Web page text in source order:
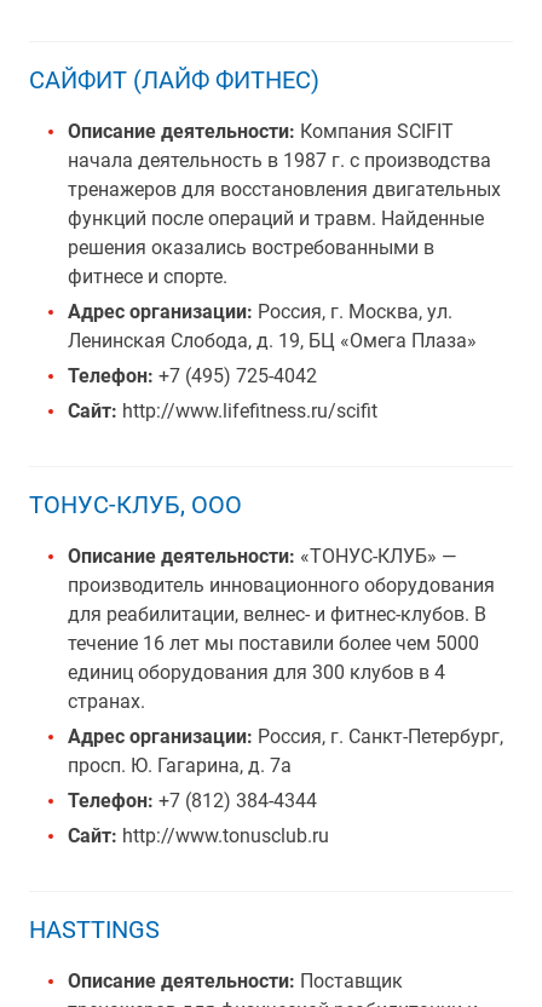
САЙФИТ (ЛАЙФ ФИТНЕС)
Описание деятельности: Компания SCIFIT
начала деятельность в 1987 г. с производства
тренажеров для восстановления двигательных
функций после операций и травм. Найденные
решения оказались востребованными в
фитнесе и спорте.
Адрес организации: Россия, г. Москва, ул.
Ленинская Слобода, д. 19, БЦ «Омега Плаза»
Телефон: +7 (495) 725-4042
Сайт: http://www.lifefitness.ru/scifit
ТОНУС-КЛУБ, ООО
Описание деятельности: «ТОНУС-КЛУБ» —
производитель инновационного оборудования
для реабилитации, велнес- и фитнес-клубов. В
течение 16 лет мы поставили более чем 5000
единиц оборудования для 300 клубов в 4
странах.
Адрес организации: Россия, г. Санкт-Петербург,
просп. Ю. Гагарина, д. 7а
Телефон: +7 (812) 384-4344
Сайт: http://www.tonusclub.ru
HASTTINGS
Описание деятельности: Поставщик